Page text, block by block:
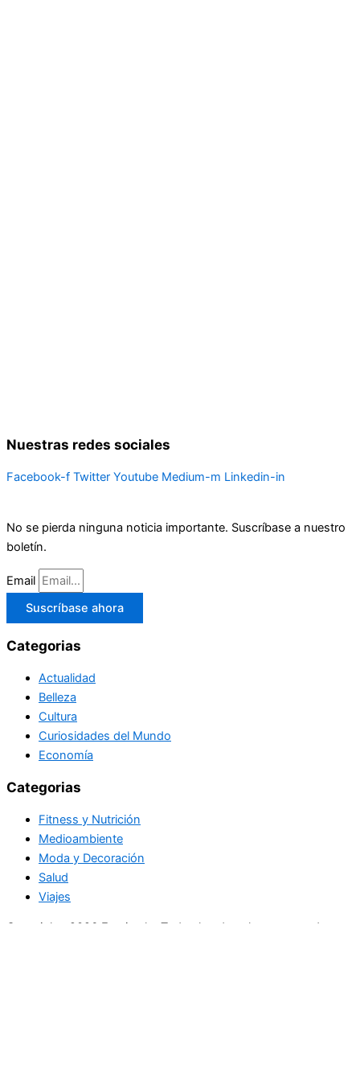
Nuestras redes sociales
Facebook-f Twitter Youtube Medium-m Linkedin-in
No se pierda ninguna noticia importante. Suscríbase a nuestro
boletín.
Email
Suscríbase ahora
Categorias
Actualidad
Belleza
Cultura
Curiosidades del Mundo
Economía
Categorias
Fitness y Nutrición
Medioambiente
Moda y Decoración
Salud
Viajes
Copyright+2026 En circulo. Todos los derechos reservados